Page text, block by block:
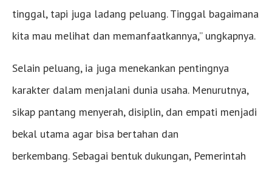
tinggal, tapi juga ladang peluang. Tinggal bagaimana
kita mau melihat dan memanfaatkannya,” ungkapnya.
Selain peluang, ia juga menekankan pentingnya
karakter dalam menjalani dunia usaha. Menurutnya,
sikap pantang menyerah, disiplin, dan empati menjadi
bekal utama agar bisa bertahan dan
berkembang. Sebagai bentuk dukungan, Pemerintah